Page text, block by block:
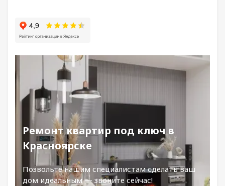
Ремонт квартир под ключ в
Красноярске
Позвольте нашим специалистам сделать ваш
дом идеальным — звоните сейчас!